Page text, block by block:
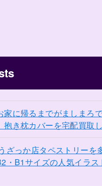
家に帰るまでがましまろ
抱き枕カバーを宅配買取
ざっか店タペストリーを
・B1サイズの人気イラス